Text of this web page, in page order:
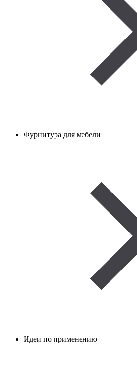
Фурнитура для мебели
Идеи по применению